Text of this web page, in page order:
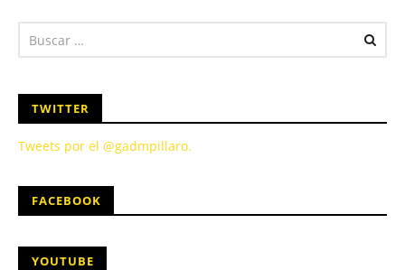
TWITTER
Tweets por el @gadmpillaro.
FACEBOOK
YOUTUBE